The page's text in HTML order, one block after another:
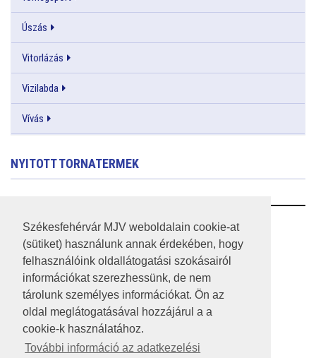
Székesfehérvár MJV weboldalain cookie-at
(sütiket) használunk annak érdekében, hogy
felhasználóink oldallátogatási szokásairól
információkat szerezhessünk, de nem
tárolunk személyes információkat. Ön az
oldal meglátogatásával hozzájárul a a
cookie-k használatához.
További információ az adatkezelési
Úszás
Vitorlázás
Vizilabda
Vívás
NYITOTT TORNATERMEK
RSS
A HONLAP 2017.03.31-I ÁLLAPOTA
JOGI NYILATKOZAT
IMPRESSZUM